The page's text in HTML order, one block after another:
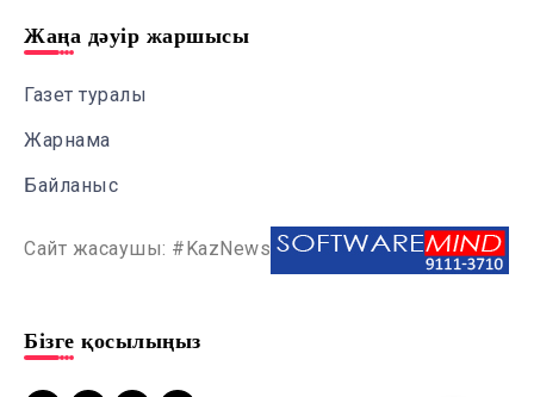
Жаңа дәуір жаршысы
Газет туралы
Жарнама
Байланыс
Сайт жасаушы: #KazNews
Бізге қосылыңыз